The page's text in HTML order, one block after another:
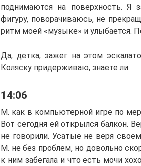
поднимаются на поверхность. Я
фигуру, поворачиваюсь, не
ритм моей «музыке» и улыбается.
Да, детка, зажег на этом
Коляску придерживаю, знаете ли.
14:06
М. как в компьютерной игре по
Вот сегодня ей открылся балкон.
не говорили. Усатые не веря
М. не без проблем, но довольно
к ним забегала и что есть мочи